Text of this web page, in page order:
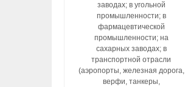
заводах; в угольной
промышленности; в
фармацевтической
промышленности; на
сахарных заводах; в
транспортной отрасли
(аэропорты, железная дорога,
верфи, танкеры,